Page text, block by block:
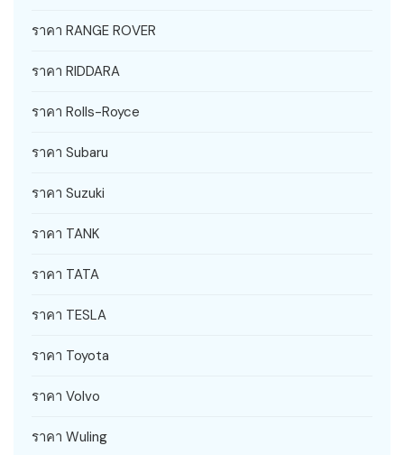
ราคา RANGE ROVER
ราคา RIDDARA
ราคา Rolls-Royce
ราคา Subaru
ราคา Suzuki
ราคา TANK
ราคา TATA
ราคา TESLA
ราคา Toyota
ราคา Volvo
ราคา Wuling